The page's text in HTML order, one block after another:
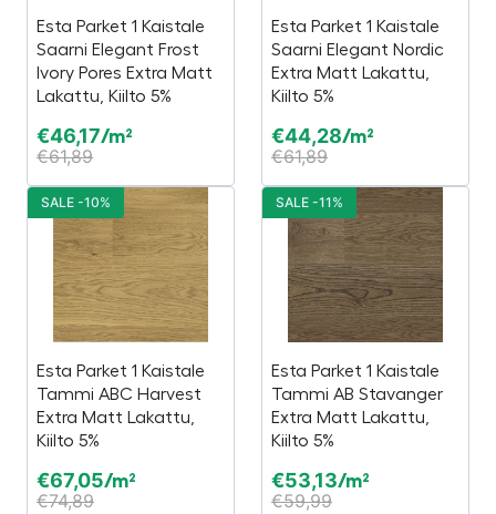
Esta Parket 1 Kaistale
Saarni Elegant Frost
Ivory Pores Extra Matt
Lakattu, Kiilto 5%
€46,17/m²
€61,89
Esta Parket 1 Kaistale
Saarni Elegant Nordic
Extra Matt Lakattu,
Kiilto 5%
€44,28/m²
€61,89
Esta Parket 1 Kaistale
Tammi ABC Harvest
Extra Matt Lakattu,
Kiilto 5%
€67,05/m²
€74,89
SALE -10%
Esta Parket 1 Kaistale
Tammi AB Stavanger
Extra Matt Lakattu,
Kiilto 5%
€53,13/m²
€59,99
SALE -11%